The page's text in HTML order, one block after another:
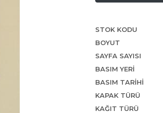
STOK KODU
BOYUT
SAYFA SAYISI
BASIM YERI
BASIM TARIHI
KAPAK TÜRÜ
KAĞIT TÜRÜ